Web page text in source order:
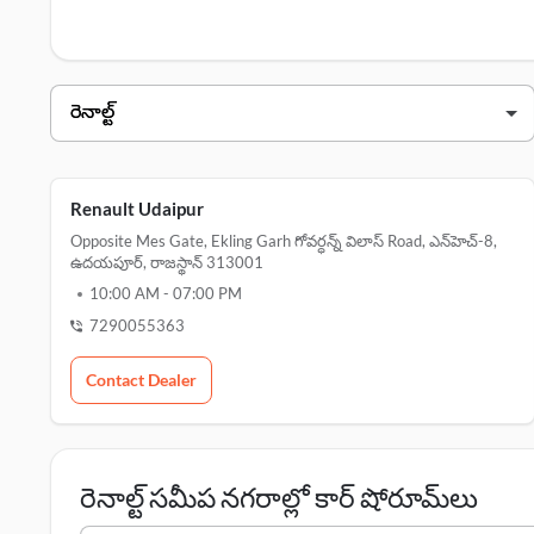
Renault Udaipur
Opposite Mes Gate, Ekling Garh గోవర్ధన్న్ విలాస్ Road, ఎన్‌హెచ్-8,
ఉదయపూర్, రాజస్థాన్ 313001
10:00 AM - 07:00 PM
7290055363
Contact Dealer
రెనాల్ట్ సమీప నగరాల్లో కార్ షోరూమ్‌లు